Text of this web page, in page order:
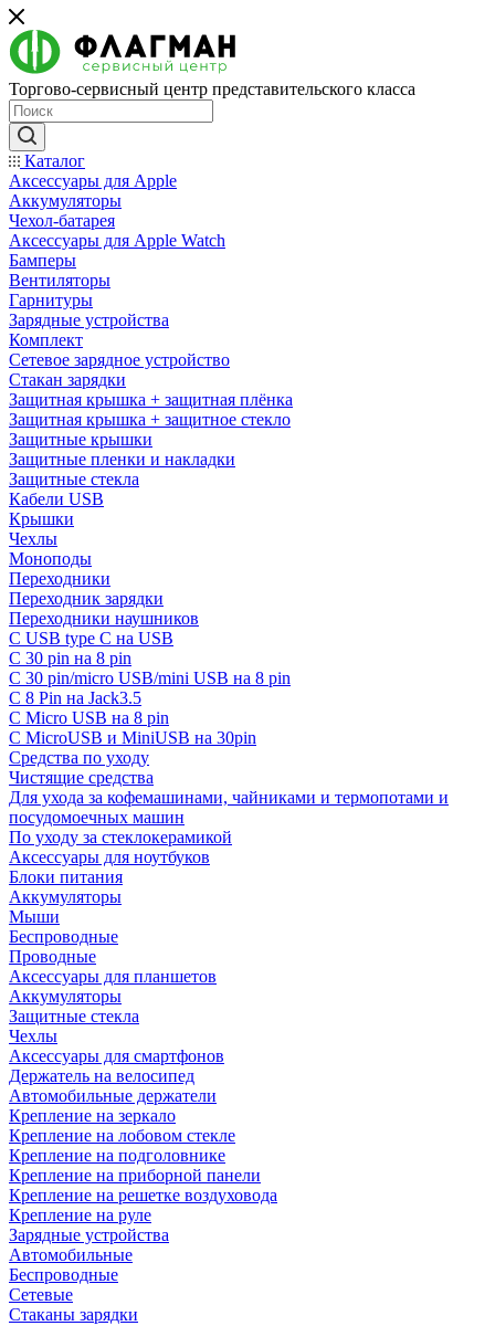
Торгово-сервисный центр представительского класса
Каталог
Аксессуары для Apple
Аккумуляторы
Чехол-батарея
Аксессуары для Apple Watch
Бамперы
Вентиляторы
Гарнитуры
Зарядные устройства
Комплект
Сетевое зарядное устройство
Стакан зарядки
Защитная крышка + защитная плёнка
Защитная крышка + защитное стекло
Защитные крышки
Защитные пленки и накладки
Защитные стекла
Кабели USB
Крышки
Чехлы
Моноподы
Переходники
Переходник зарядки
Переходники наушников
С USB type C на USB
С 30 pin на 8 pin
С 30 pin/micro USB/mini USB на 8 pin
С 8 Pin на Jack3.5
С Micro USB на 8 pin
С MicroUSB и MiniUSB на 30pin
Средства по уходу
Чистящие средства
Для ухода за кофемашинами, чайниками и термопотами и
посудомоечных машин
По уходу за стеклокерамикой
Аксессуары для ноутбуков
Блоки питания
Аккумуляторы
Мыши
Беспроводные
Проводные
Аксессуары для планшетов
Аккумуляторы
Защитные стекла
Чехлы
Аксессуары для смартфонов
Держатель на велосипед
Автомобильные держатели
Крепление на зеркало
Крепление на лобовом стекле
Крепление на подголовнике
Крепление на приборной панели
Крепление на решетке воздуховода
Крепление на руле
Зарядные устройства
Автомобильные
Беспроводные
Сетевые
Стаканы зарядки